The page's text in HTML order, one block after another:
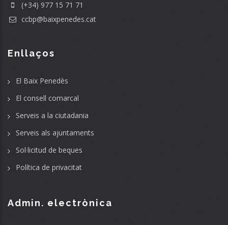
(+34) 977 15 71 71
ccbp@baixpenedes.cat
Enllaços
El Baix Penedès
El consell comarcal
Serveis a la ciutadania
Serveis als ajuntaments
Sol·licitud de beques
Política de privacitat
Admin. electrònica